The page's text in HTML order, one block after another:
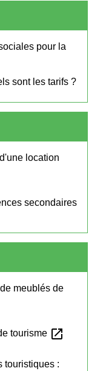
pour la
sont les tarifs ?
location
secondaires
meublés de
tourisme open_in_new
touristiques :